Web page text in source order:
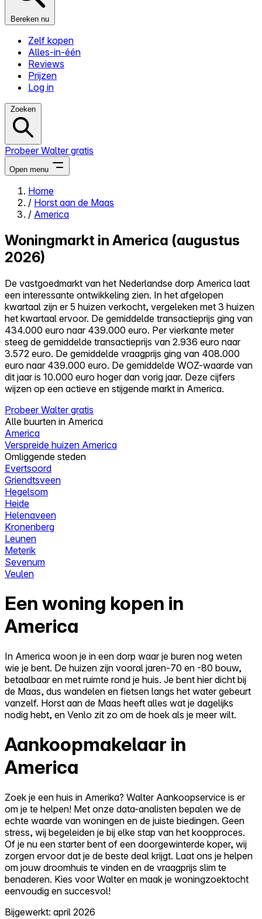
Bereken nu
Zelf kopen
Alles-in-één
Reviews
Prijzen
Log in
Zoeken
Probeer Walter gratis
Open menu
Close menu
Alles-in-één
Reviews
Prijzen
Log in
Probeer Walter gratis
Home
/ Horst aan de Maas
/ America
Woningmarkt in America (augustus
2026)
De vastgoedmarkt van het Nederlandse dorp America laat
een interessante ontwikkeling zien. In het afgelopen
kwartaal zijn er 5 huizen verkocht, vergeleken met 3 huizen
het kwartaal ervoor. De gemiddelde transactieprijs ging van
434.000 euro naar 439.000 euro. Per vierkante meter
steeg de gemiddelde transactieprijs van 2.936 euro naar
3.572 euro. De gemiddelde vraagprijs ging van 408.000
euro naar 439.000 euro. De gemiddelde WOZ-waarde van
dit jaar is 10.000 euro hoger dan vorig jaar. Deze cijfers
wijzen op een actieve en stijgende markt in America.
Probeer Walter gratis
Alle buurten in America
America
Verspreide huizen America
Omliggende steden
Evertsoord
Griendtsveen
Hegelsom
Heide
Helenaveen
Kronenberg
Leunen
Meterik
Sevenum
Veulen
Een woning kopen in
America
In America woon je in een dorp waar je buren nog weten
wie je bent. De huizen zijn vooral jaren-70 en -80 bouw,
betaalbaar en met ruimte rond je huis. Je bent hier dicht bij
de Maas, dus wandelen en fietsen langs het water gebeurt
vanzelf. Horst aan de Maas heeft alles wat je dagelijks
nodig hebt, en Venlo zit zo om de hoek als je meer wilt.
Aankoopmakelaar in
America
Zoek je een huis in Amerika? Walter Aankoopservice is er
om je te helpen! Met onze data-analisten bepalen we de
echte waarde van woningen en de juiste biedingen. Geen
stress, wij begeleiden je bij elke stap van het koopproces.
Of je nu een starter bent of een doorgewinterde koper, wij
zorgen ervoor dat je de beste deal krijgt. Laat ons je helpen
om jouw droomhuis te vinden en de vraagprijs slim te
benaderen. Kies voor Walter en maak je woningzoektocht
eenvoudig en succesvol!
Bijgewerkt: april 2026